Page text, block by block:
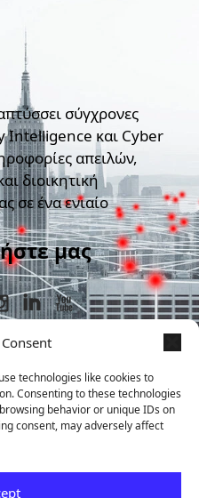
technologies like cookies to
Consenting to these technologies
behavior or unique IDs on
consent, may adversely affect
σύγχρονες
Intelligence και Cyber
απειλών,
διοικητική
σε ένα ενιαίο
μας
Δημήτριος,